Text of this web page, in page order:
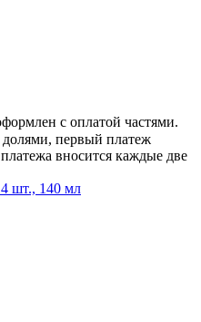
с оплатой частями.
первый платеж
вносится каждые две
шт., 140 мл